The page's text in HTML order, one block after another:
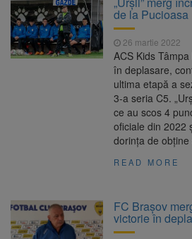
Nivelul Dunării a început să crească
8 august 2026
Asociația Română
Iluminat cere reducerea luminii pe
nopții, nu oprirea iluminatului public
7 august 2026
Trafic blocat pe
– Poiana Brașov după un accident.
persoane primesc îngrijiri medicale
Se schimbă
medic specialist. Subiecte unice în
aceeași oră și același barem
de la Pucioasa
26 martie 2022
ACS Kids
în deplasare,
ultima etapă a
3-a seria C5.
ce au scos 4
oficiale din 2022
dorința de
READ MORE
FC Braşov
victorie în